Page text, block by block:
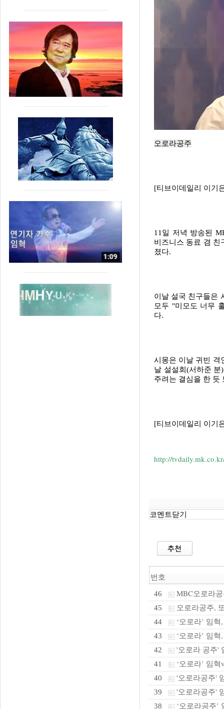
오로라공주
[티브이데일리 이기
11일 저녁 방송된
비즈니스 동료 겸 친
졌다.
이날 설국 친구들은
모두 "미모도 너무
다.
시몽은 이날 귀빈 격
날 설설희(서하준
주려는 결심을 한 듯
[티브이데일리 이기
http://
코멘트닫기
번호
46 MBC오로라
45 오로라공주,
44 ‘오로라’ 임
43 ‘오로라’ 임
42 '오로라 공주'
41 ‘오로라’ 임
40 '오로라공주'
39 '오로라공주'
38 ‘오로라공주